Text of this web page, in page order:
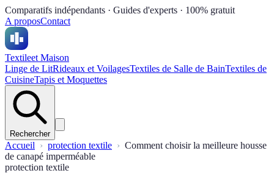
Comparatifs indépendants · Guides d'experts · 100% gratuit
A proposContact
Textileet Maison
Linge de LitRideaux et VoilagesTextiles de Salle de BainTextiles de
CuisineTapis et Moquettes
Rechercher
Accueil protection textile
Comment choisir la meilleure housse
de canapé imperméable
protection textile